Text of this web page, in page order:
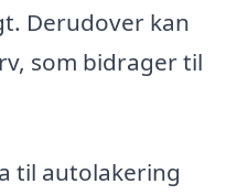
Derudover kan
som bidrager til
til autolakering